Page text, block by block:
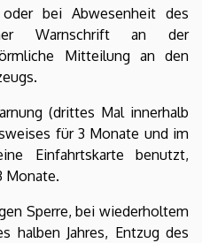
bei Abwesenheit des
Warnschrift an der
Mitteilung an den
(drittes Mal innerhalb
für 3 Monate und im
Einfahrtskarte benutzt,
Monate.
Sperre, bei wiederholtem
halben Jahres, Entzug des